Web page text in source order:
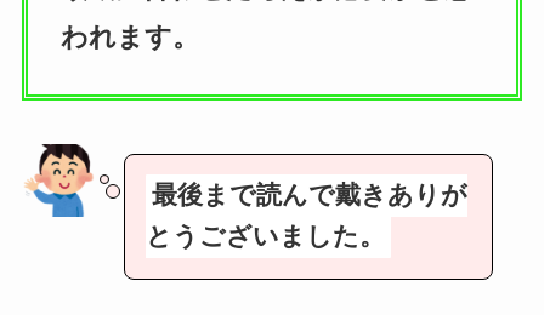
われます。
最後まで読んで戴きありが
とうございました。